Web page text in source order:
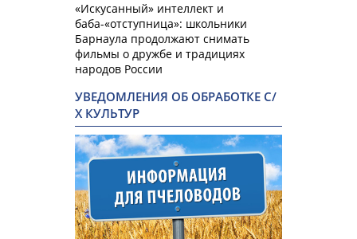
«Искусанный» интеллект и
баба-«отступница»: школьники
Барнаула продолжают снимать
фильмы о дружбе и традициях
народов России
УВЕДОМЛЕНИЯ ОБ ОБРАБОТКЕ С/
Х КУЛЬТУР